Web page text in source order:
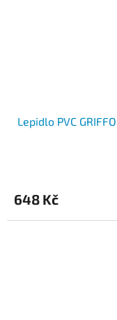
Lepidlo PVC
648 Kč